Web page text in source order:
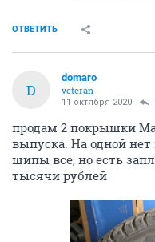
ОТВЕТИТЬ
D
domaro
veteran
11 октября 2020
продам 2 покрышки
выпуска. На одной
шипы все, но есть
тысячи рублей